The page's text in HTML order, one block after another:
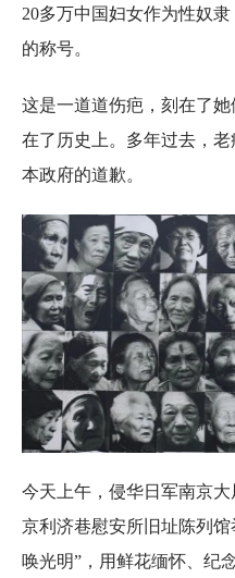
20多万中国妇女作为性奴
的称号。
这是一道道伤疤，刻在了
在了历史上。多年过去，
本政府的道歉。
今天上午，侵华日军南京
京利济巷慰安所旧址陈列
唤光明”，用鲜花缅怀、纪